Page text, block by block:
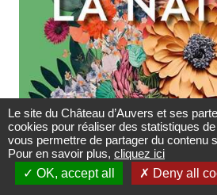
EVÈNEMENT
du 11/04/2026 au 20/09/2026
Le site du Château d’Auvers et ses
cookies pour réaliser des statistiques
vous permettre de partager du contenu
Pour en savoir plus, cliquez ici
OK, accept all
Deny all